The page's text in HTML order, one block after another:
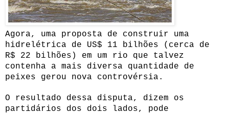
Agora, uma proposta de construir uma
hidrelétrica de US$ 11 bilhões (cerca de
R$ 22 bilhões) em um rio que talvez
contenha a mais diversa quantidade de
peixes gerou nova controvérsia.
O resultado dessa disputa, dizem os
partidários dos dois lados, pode